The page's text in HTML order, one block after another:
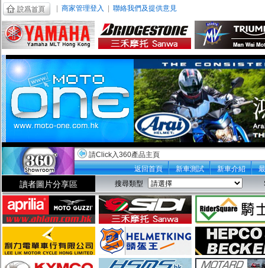
商家管理登入 聯絡我們及提供意見
請Click入360產品主頁
返回首頁
新車測試 新車介紹
讀者圖片分享區 搜尋類型